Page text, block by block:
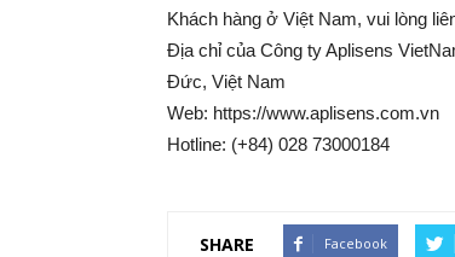
Khách hàng ở Việt Nam, vui lòng
Địa chỉ của Công ty Aplisens
Đức, Việt Nam
Web: https://www.aplisens.com.vn
Hotline: (+84) 028 73000184
SHARE Facebook